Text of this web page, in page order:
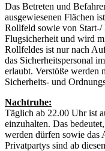
Das Betreten und
ausgewiesenen Flächen
Rollfeld sowie von Start-/
Flugsicherheit und wird
Rollfeldes ist nur nach
das Sicherheitspersonal
erlaubt. Verstöße werden
Sicherheits- und
Nachtruhe:
Täglich ab 22.00 Uhr ist
einzuhalten. Das
werden dürfen sowie das
Privatpartys sind ab